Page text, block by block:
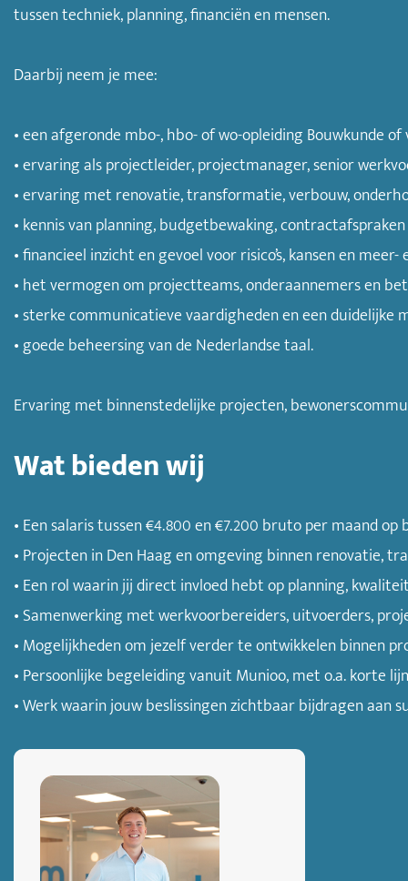
tussen techniek, planning, financiën en mensen.
Daarbij neem je mee:
• een afgeronde mbo-, hbo- of wo-opleiding Bouwkunde
• ervaring als projectleider, projectmanager, senior
• ervaring met renovatie, transformatie, verbouw,
• kennis van planning, budgetbewaking,
• financieel inzicht en gevoel voor risico’s, kansen en
• het vermogen om projectteams, onderaannemers en
• sterke communicatieve vaardigheden en een duidelijke
• goede beheersing van de Nederlandse taal.
Ervaring met binnenstedelijke projecten,
Wat bieden wij
• Een salaris tussen €4.800 en €7.200 bruto per maand
• Projecten in Den Haag en omgeving binnen renovatie,
• Een rol waarin jij direct invloed hebt op planning,
• Samenwerking met werkvoorbereiders, uitvoerders,
• Mogelijkheden om jezelf verder te ontwikkelen binnen
• Persoonlijke begeleiding vanuit Munioo, met o.a. korte
• Werk waarin jouw beslissingen zichtbaar bijdragen aan